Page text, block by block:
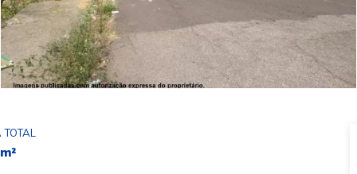
TOTAL